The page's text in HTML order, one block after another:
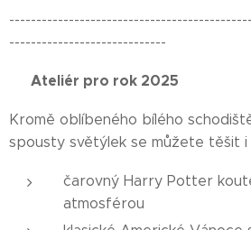
-----------------------------
🌟 Ateliér pro rok 2025🌟
Kromě oblíbeného bílého
spousty světýlek se můžete těšit i
čarovný Harry Potter
atmosférou